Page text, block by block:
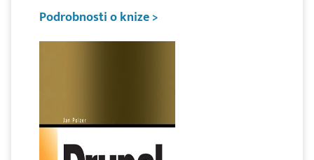
Podrobnosti o knize >